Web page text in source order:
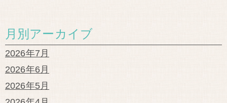
月別アーカイブ
2026年7月
2026年6月
2026年5月